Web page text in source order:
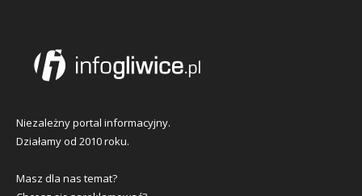
Niezależny portal informacyjny.
Działamy od 2010 roku.
Masz dla nas temat?